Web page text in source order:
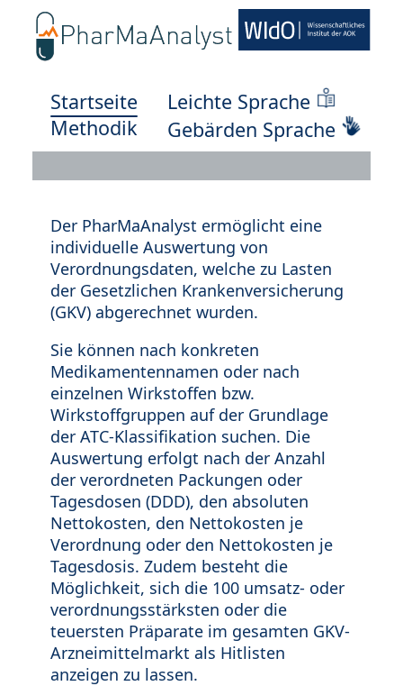
Startseite
Methodik
Leichte Sprache
Gebärden Sprache
Der PharMaAnalyst ermöglicht eine
individuelle Auswertung von
Verordnungsdaten, welche zu Lasten
der Gesetzlichen Krankenversicherung
(GKV) abgerechnet wurden.
Sie können nach konkreten
Medikamentennamen oder nach
einzelnen Wirkstoffen bzw.
Wirkstoffgruppen auf der Grundlage
der ATC-Klassifikation suchen. Die
Auswertung erfolgt nach der Anzahl
der verordneten Packungen oder
Tagesdosen (DDD), den absoluten
Nettokosten, den Nettokosten je
Verordnung oder den Nettokosten je
Tagesdosis. Zudem besteht die
Möglichkeit, sich die 100 umsatz- oder
verordnungsstärksten oder die
teuersten Präparate im gesamten GKV-
Arzneimittelmarkt als Hitlisten
anzeigen zu lassen.